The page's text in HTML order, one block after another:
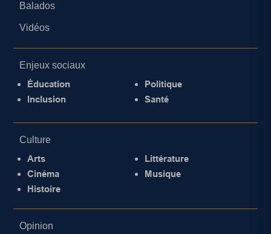
Balados
Vidéos
Enjeux sociaux
Éducation
Inclusion
Politique
Santé
Culture
Arts
Cinéma
Histoire
Littérature
Musique
Opinion